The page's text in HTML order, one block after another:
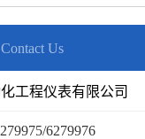
Contact Us
工程仪表有限公司
6279976